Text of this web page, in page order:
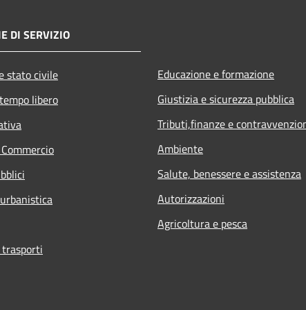
DI SERVIZIO
stato civile
libero
Educazione e formazione
Giustizia e sicurezza pubblica
Tributi,finanze e
Ambiente
Salute, benessere e assistenza
Autorizzazioni
Agricoltura e pesca